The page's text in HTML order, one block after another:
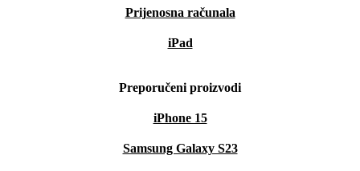
Prijenosna računala
iPad
Preporučeni proizvodi
iPhone 15
Samsung Galaxy S23